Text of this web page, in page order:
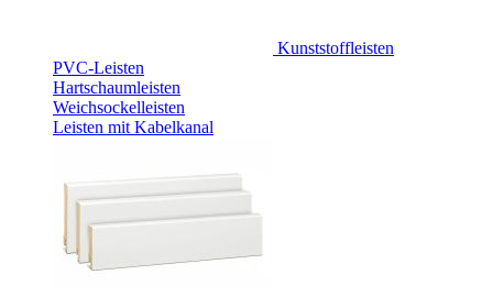
Kunststoffleisten
PVC-Leisten
Hartschaumleisten
Weichsockelleisten
Leisten mit Kabelkanal